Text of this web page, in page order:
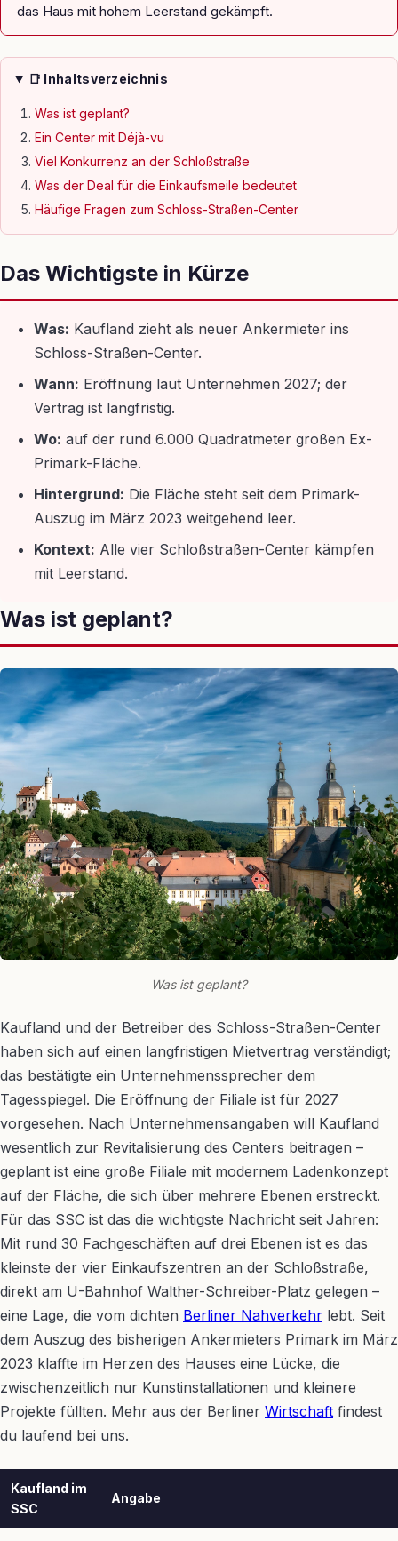
das Haus mit hohem Leerstand gekämpft.
📑 Inhaltsverzeichnis
Was ist geplant?
Ein Center mit Déjà-vu
Viel Konkurrenz an der Schloßstraße
Was der Deal für die Einkaufsmeile bedeutet
Häufige Fragen zum Schloss-Straßen-Center
Das Wichtigste in Kürze
Was: Kaufland zieht als neuer Ankermieter ins
Schloss-Straßen-Center.
Wann: Eröffnung laut Unternehmen 2027; der
Vertrag ist langfristig.
Wo: auf der rund 6.000 Quadratmeter großen Ex-
Primark-Fläche.
Hintergrund: Die Fläche steht seit dem Primark-
Auszug im März 2023 weitgehend leer.
Kontext: Alle vier Schloßstraßen-Center kämpfen
mit Leerstand.
Was ist geplant?
Was ist geplant?
Kaufland und der Betreiber des Schloss-Straßen-Center
haben sich auf einen langfristigen Mietvertrag verständigt;
das bestätigte ein Unternehmenssprecher dem
Tagesspiegel. Die Eröffnung der Filiale ist für 2027
vorgesehen. Nach Unternehmensangaben will Kaufland
wesentlich zur Revitalisierung des Centers beitragen –
geplant ist eine große Filiale mit modernem Ladenkonzept
auf der Fläche, die sich über mehrere Ebenen erstreckt.
Für das SSC ist das die wichtigste Nachricht seit Jahren:
Mit rund 30 Fachgeschäften auf drei Ebenen ist es das
kleinste der vier Einkaufszentren an der Schloßstraße,
direkt am U-Bahnhof Walther-Schreiber-Platz gelegen –
eine Lage, die vom dichten Berliner Nahverkehr lebt. Seit
dem Auszug des bisherigen Ankermieters Primark im März
2023 klaffte im Herzen des Hauses eine Lücke, die
zwischenzeitlich nur Kunstinstallationen und kleinere
Projekte füllten. Mehr aus der Berliner Wirtschaft findest
du laufend bei uns.
Kaufland im
SSC
Angabe